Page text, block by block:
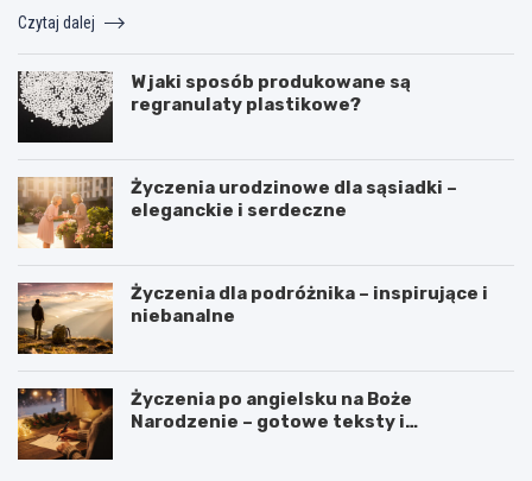
Czytaj dalej
W jaki sposób produkowane są
regranulaty plastikowe?
Życzenia urodzinowe dla sąsiadki –
eleganckie i serdeczne
Życzenia dla podróżnika – inspirujące i
niebanalne
Życzenia po angielsku na Boże
Narodzenie – gotowe teksty i